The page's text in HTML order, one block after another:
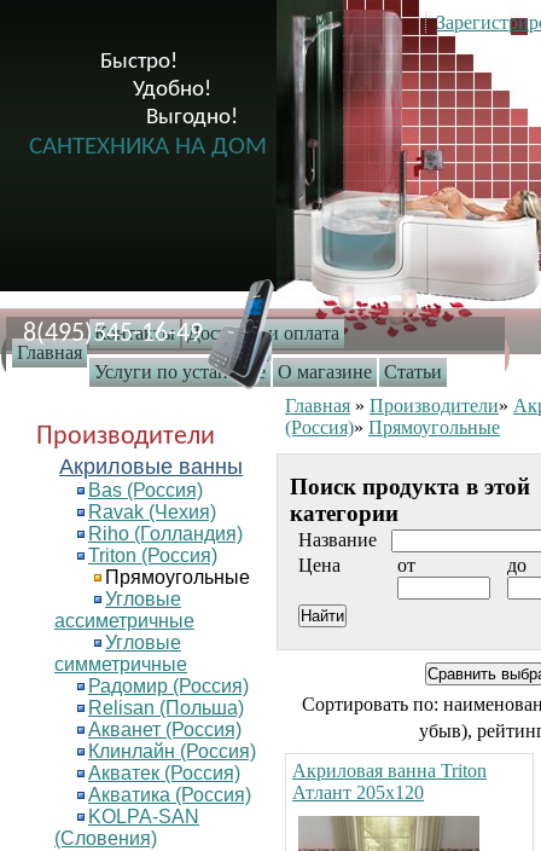
Главная
Контакты Доставка и оплата
Услуги по установке О магазине Статьи
Быстро!
              Удобно!
                      Выгодно!
САНТЕХНИКА НА ДОМ
8(495)545-16-49
Производители
Акриловые ванны
Bas (Россия)
Ravak (Чехия)
Riho (Голландия)
Triton (Россия)
Прямоугольные
Угловые
ассиметричные
Угловые
симметричные
Радомир (Россия)
Relisan (Польша)
Акванет (Россия)
Клинлайн (Россия)
Акватек (Россия)
Акватика (Россия)
KOLPA-SAN
(Словения)
Главная » Производители»
(Россия)» Прямоугольные
Поиск продукта в этой
категории
Название
Цена
от до
Сортировать по:
убыв),
Акриловая ванна Triton
Атлант 205х120